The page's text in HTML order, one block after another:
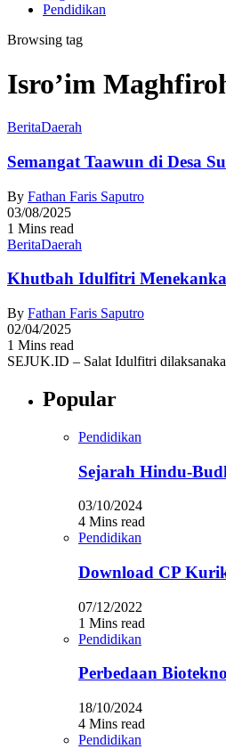
Pendidikan
Browsing tag
Isro’im
BeritaDaerah
Semangat Taawun di Desa
By Fathan Faris Saputro
03/08/2025
1 Mins read
BeritaDaerah
Khutbah Idulfitri
By Fathan Faris Saputro
02/04/2025
1 Mins read
SEJUK.ID – Salat Idulfitri
Popular
Pendidikan
Sejarah Hindu-
03/10/2024
4 Mins read
Pendidikan
Download CP
07/12/2022
1 Mins read
Pendidikan
Perbedaan
18/10/2024
4 Mins read
Pendidikan